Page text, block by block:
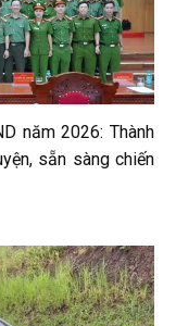
năm 2026: Thành
sẵn sàng chiến